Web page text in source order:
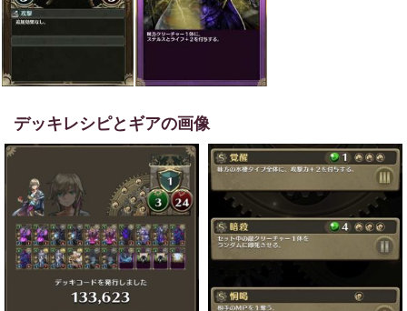
デッキレシピとギアの画像